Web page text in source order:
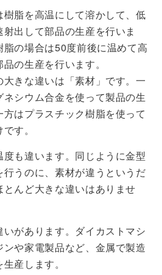
脂を高温にして溶かして、低
出して部品の生産を行いま
の場合は50度前後に温めて高
の生産を行います。
きな違いは「素材」です。一
シウム合金を使って製品の生
はプラスチック樹脂を使って
す。
も違います。同じように金型
うのに、素材が違うというだ
んど大きな違いはありませ
があります。ダイカストマシ
や家電製品など、金属で製造
産します。